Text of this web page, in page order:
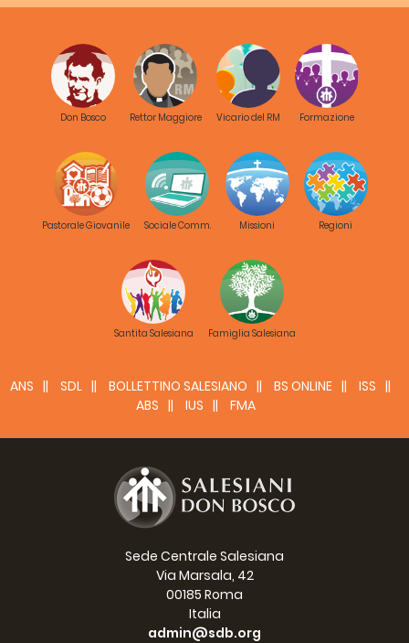
Don Bosco Rettor Maggiore Vicario del RM Formazione
Pastorale Giovanile Sociale Comm. Missioni Regioni
Santita Salesiana Famiglia Salesiana
ANS SDL BOLLETTINO SALESIANO BS ONLINE
ISS
ABS
IUS FMA
Sede Centrale Salesiana
Via Marsala, 42
00185 Roma
Italia
admin@sdb.org